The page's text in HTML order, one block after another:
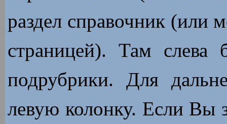
раздел справочник (или
страницей). Там
подрубрики. Для
левую колонку. Если Вы